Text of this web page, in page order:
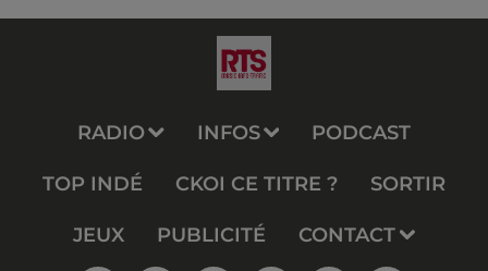
RADIO INFOS PODCAST
TOP INDÉ CKOI CE TITRE ? SORTIR
JEUX PUBLICITÉ CONTACT